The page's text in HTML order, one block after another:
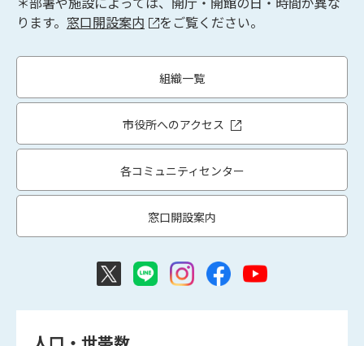
ります。 窓口開設案内 をご覧ください。
組織一覧
市役所へのアクセス
各コミュニティセンター
窓口開設案内